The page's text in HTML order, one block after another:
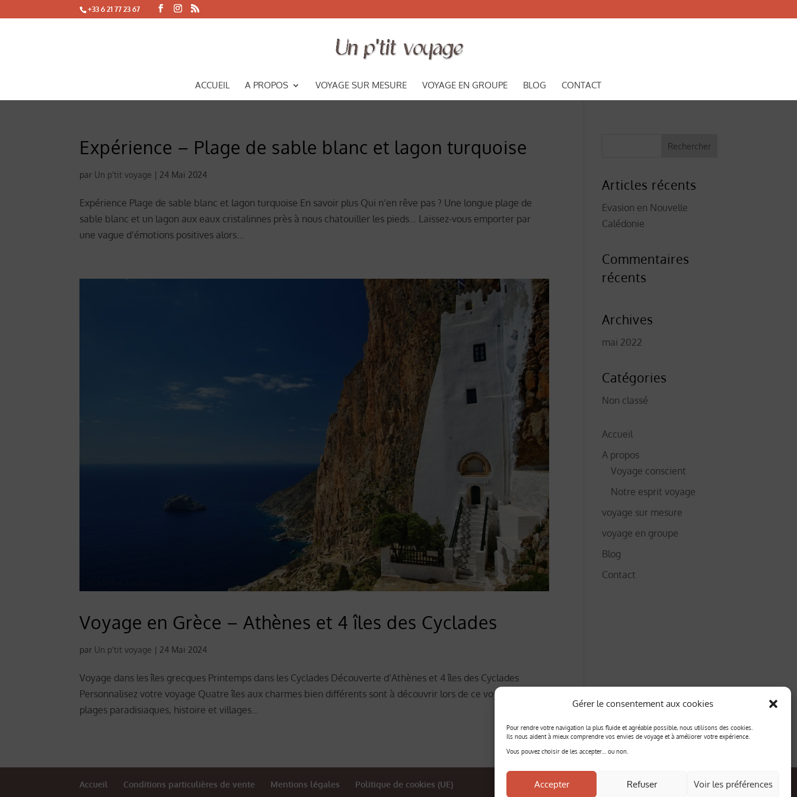
Gérer le consentement aux cookies
Pour rendre votre navigation la plus fluide et agréable possible, nous utilisons des cookies.
Ils nous aident à mieux comprendre vos envies de voyage et à améliorer votre expérience.
Vous pouvez choisir de les accepter… ou non.
Accepter Refuser Voir les préférences
+33 6 21 77 23 67
ACCUEIL A PROPOS VOYAGE SUR MESURE VOYAGE EN GROUPE BLOG CONTACT
Expérience – Plage de sable blanc et lagon turquoise
par Un p'tit voyage | 24 Mai 2024
Expérience Plage de sable blanc et lagon turquoise En savoir plus Qui n’en rêve pas ? Une longue plage de
sable blanc et un lagon aux eaux cristalinnes près à nous chatouiller les pieds… Laissez-vous emporter par
une vague d’émotions positives alors...
Voyage en Grèce – Athènes et 4 îles des Cyclades
par Un p'tit voyage | 24 Mai 2024
Voyage dans les îles grecques Printemps dans les Cyclades Découverte d’Athènes et 4 îles des Cyclades
Personnalisez votre voyage Quatre îles aux charmes bien différents sont à découvrir lors de ce voyage mêlant
plages paradisiaques, histoire et villages...
Articles récents
Evasion en Nouvelle
Calédonie
Commentaires
récents
Archives
mai 2022
Catégories
Non classé
Accueil
A propos
Voyage conscient
Notre esprit voyage
voyage sur mesure
voyage en groupe
Blog
Contact
Accueil Conditions particulières de vente Mentions légales Politique de cookies (UE)